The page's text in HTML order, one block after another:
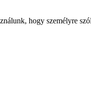
hogy személyre